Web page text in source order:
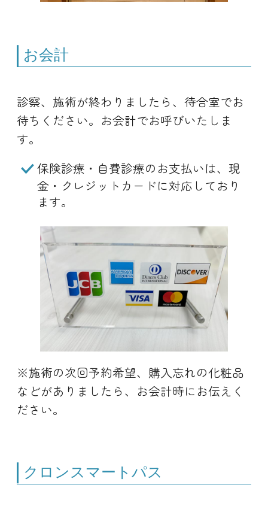
お会計
診察、施術が終わりましたら、待合室でお
待ちください。お会計でお呼びいたしま
す。
保険診療・自費診療のお支払いは、現
金・クレジットカードに対応しており
ます。
※施術の次回予約希望、購入忘れの化粧品
などがありましたら、お会計時にお伝えく
ださい。
クロンスマートパス